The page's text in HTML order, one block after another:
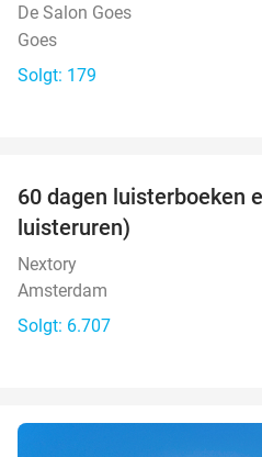
De Salon Goes
Goes
Solgt: 179
60 dagen luisterboeken
luisteruren)
Nextory
Amsterdam
Solgt: 6.707